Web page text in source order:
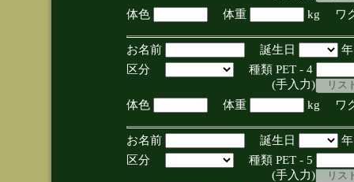
体色
体重 kg ワ
お名前 誕生日
区分
種類 PET - 4
(手入力)
体色
体重 kg ワ
お名前 誕生日
区分
種類 PET - 5
(手入力)